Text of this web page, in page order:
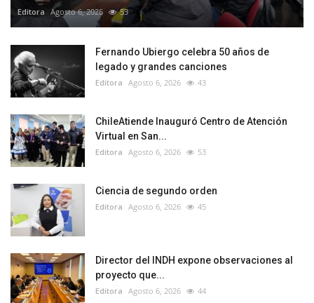
Editora Agosto 6, 2026 53
Fernando Ubiergo celebra 50 años de
legado y grandes canciones
Editora Agosto 6, 2026 43
ChileAtiende Inauguró Centro de Atención
Virtual en San...
Editora Agosto 6, 2026 53
Ciencia de segundo orden
Editora Agosto 6, 2026 45
Director del INDH expone observaciones al
proyecto que...
Editora Agosto 6, 2026 44